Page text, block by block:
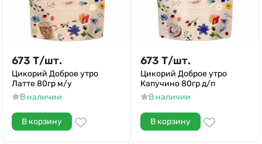
673 Т/шт.
Цикорий Доброе утро
Латте 80гр м/у
В наличии
В корзину
673 Т/шт.
Цикорий Доброе утро
Капучино 80гр д/п
В наличии
В корзину